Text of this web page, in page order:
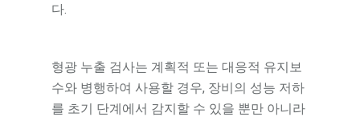
다.
형광 누출 검사는 계획적 또는 대응적 유지보
수와 병행하여 사용할 경우, 장비의 성능 저하
를 초기 단계에서 감지할 수 있을 뿐만 아니라